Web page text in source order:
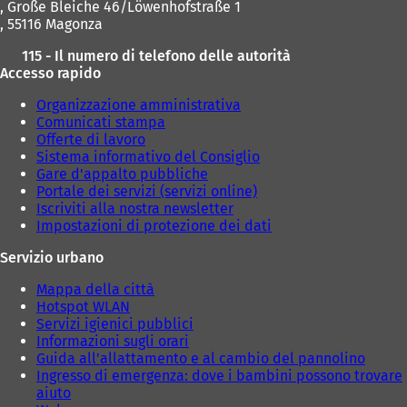
, Große Bleiche 46/Löwenhofstraße 1
, 55116 Magonza
115 - Il numero di telefono delle autorità
Accesso rapido
Organizzazione amministrativa
Comunicati stampa
Offerte di lavoro
Sistema informativo del Consiglio
Gare d'appalto pubbliche
Portale dei servizi (servizi online)
Iscriviti alla nostra newsletter
Impostazioni di protezione dei dati
Servizio urbano
Mappa della città
Hotspot WLAN
Servizi igienici pubblici
Informazioni sugli orari
Guida all'allattamento e al cambio del pannolino
Ingresso di emergenza: dove i bambini possono trovare
aiuto